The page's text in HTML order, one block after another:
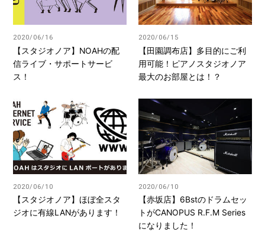
2020/06/16
【スタジオノア】NOAHの配
信ライブ・サポートサービ
ス！
2020/06/15
【田園調布店】多目的にご利
用可能！ピアノスタジオノア
最大のお部屋とは！？
2020/06/10
【スタジオノア】ほぼ全スタ
ジオに有線LANがあります！
2020/06/10
【赤坂店】6Bstのドラムセッ
トがCANOPUS R.F.M Series
になりました！